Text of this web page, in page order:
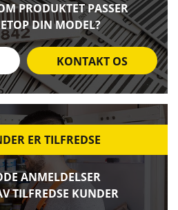
PRODUKTET PASSER
DIN MODEL?
KONTAKT OS
ER TILFREDSE
ANMELDELSER
TILFREDSE KUNDER